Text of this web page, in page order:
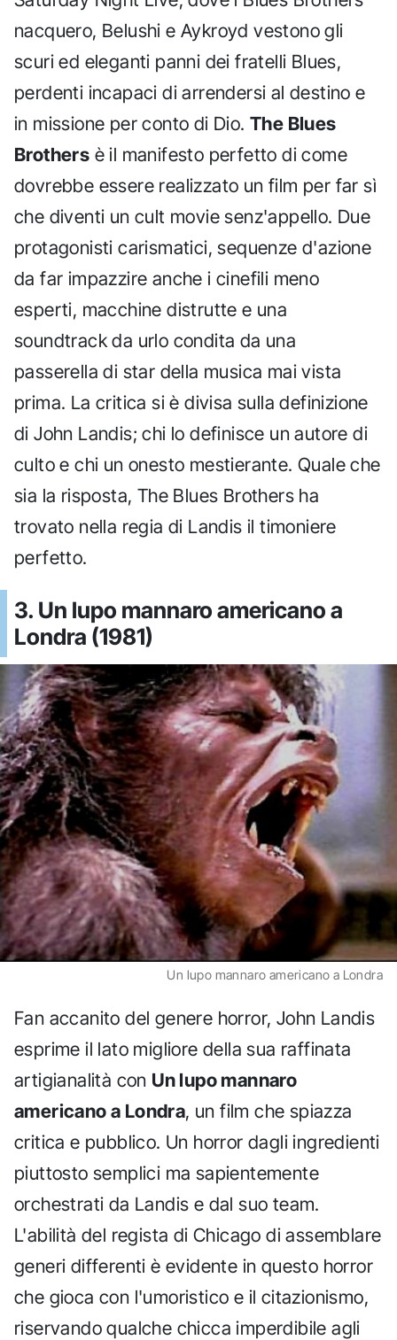
nacquero, Belushi e Aykroyd vestono gli
scuri ed eleganti panni dei fratelli Blues,
perdenti incapaci di arrendersi al destino e
in missione per conto di Dio. The Blues
Brothers è il manifesto perfetto di come
dovrebbe essere realizzato un film per far sì
che diventi un cult movie senz'appello. Due
protagonisti carismatici, sequenze d'azione
da far impazzire anche i cinefili meno
esperti, macchine distrutte e una
soundtrack da urlo condita da una
passerella di star della musica mai vista
prima. La critica si è divisa sulla definizione
di John Landis; chi lo definisce un autore di
culto e chi un onesto mestierante. Quale che
sia la risposta, The Blues Brothers ha
trovato nella regia di Landis il timoniere
perfetto.
3. Un lupo mannaro americano a
Londra (1981)
Un lupo mannaro americano a Londra
Fan accanito del genere horror, John Landis
esprime il lato migliore della sua raffinata
artigianalità con Un lupo mannaro
americano a Londra, un film che spiazza
critica e pubblico. Un horror dagli ingredienti
piuttosto semplici ma sapientemente
orchestrati da Landis e dal suo team.
L'abilità del regista di Chicago di assemblare
generi differenti è evidente in questo horror
che gioca con l'umoristico e il citazionismo,
riservando qualche chicca imperdibile agli